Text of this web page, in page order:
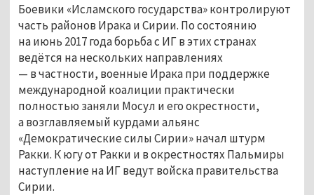
Боевики «Исламского государства» контролируют
часть районов Ирака и Сирии. По состоянию
на июнь 2017 года борьба с ИГ в этих странах
ведётся на нескольких направлениях
— в частности, военные Ирака при поддержке
международной коалиции практически
полностью заняли Мосул и его окрестности,
а возглавляемый курдами альянс
«Демократические силы Сирии»начал штурм
Ракки. К югу от Ракки и в окрестностях Пальмиры
наступление на ИГ ведут войска правительства
Сирии.